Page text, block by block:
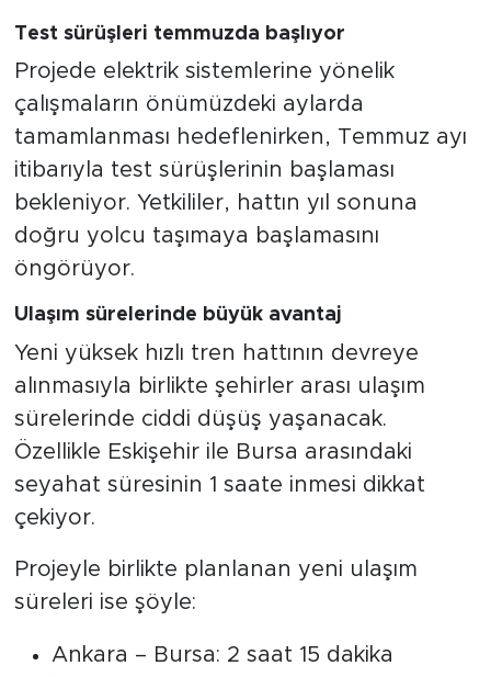
Test sürüşleri temmuzda başlıyor
Projede elektrik sistemlerine yönelik
çalışmaların önümüzdeki aylarda
tamamlanması hedeflenirken, Temmuz ayı
itibarıyla test sürüşlerinin başlaması
bekleniyor. Yetkililer, hattın yıl sonuna
doğru yolcu taşımaya başlamasını
öngörüyor.
Ulaşım sürelerinde büyük avantaj
Yeni yüksek hızlı tren hattının devreye
alınmasıyla birlikte şehirler arası ulaşım
sürelerinde ciddi düşüş yaşanacak.
Özellikle Eskişehir ile Bursa arasındaki
seyahat süresinin 1 saate inmesi dikkat
çekiyor.
Projeyle birlikte planlanan yeni ulaşım
süreleri ise şöyle:
Ankara – Bursa: 2 saat 15 dakika